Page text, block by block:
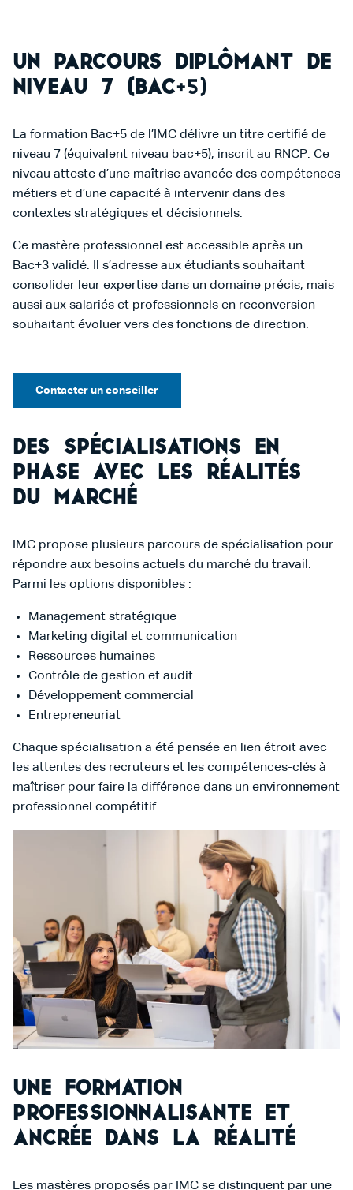
Un parcours diplômant de
niveau 7 (bac+5)
La formation Bac+5 de l’IMC délivre un titre certifié de
niveau 7 (équivalent niveau bac+5), inscrit au RNCP. Ce
niveau atteste d’une maîtrise avancée des compétences
métiers et d’une capacité à intervenir dans des
contextes stratégiques et décisionnels.
Ce mastère professionnel est accessible après un
Bac+3 validé. Il s’adresse aux étudiants souhaitant
consolider leur expertise dans un domaine précis, mais
aussi aux salariés et professionnels en reconversion
souhaitant évoluer vers des fonctions de direction.
Contacter un conseiller
Des spécialisations en
phase avec les réalités
du marché
IMC propose plusieurs parcours de spécialisation pour
répondre aux besoins actuels du marché du travail.
Parmi les options disponibles :
Management stratégique
Marketing digital et communication
Ressources humaines
Contrôle de gestion et audit
Développement commercial
Entrepreneuriat
Chaque spécialisation a été pensée en lien étroit avec
les attentes des recruteurs et les compétences-clés à
maîtriser pour faire la différence dans un environnement
professionnel compétitif.
Une formation
professionnalisante et
ancrée dans la réalité
Les mastères proposés par IMC se distinguent par une